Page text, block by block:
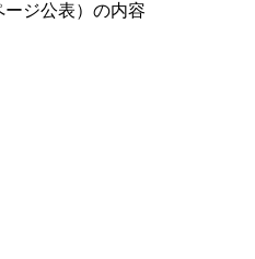
ジ公表）の内容